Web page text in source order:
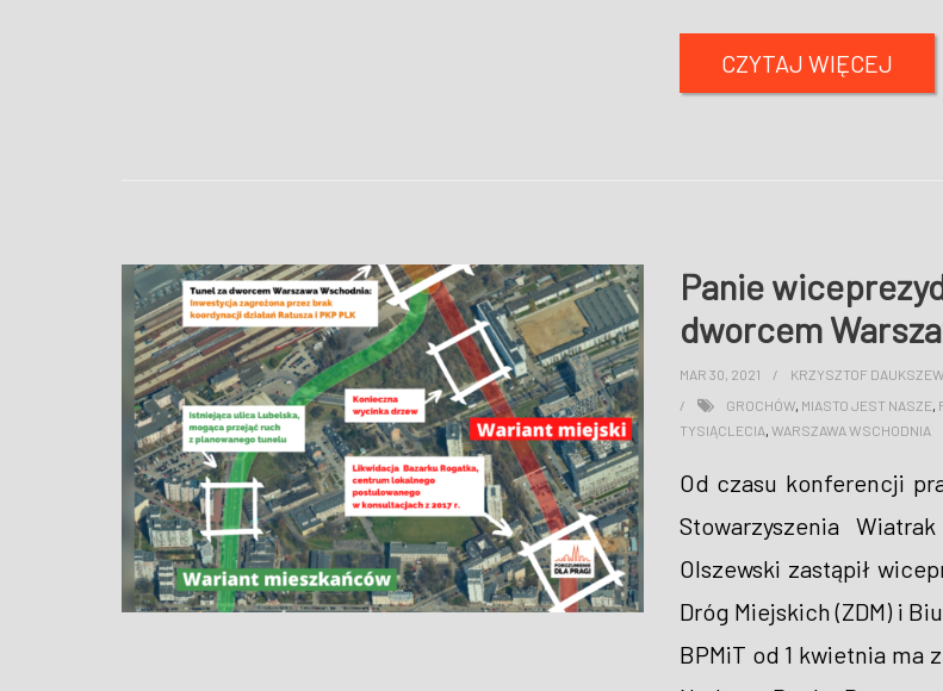
CZYTAJ WIĘCEJ
Panie
dworcem
MAR 30, 2021 KRZYSZTOF
GROCHÓW, MIASTO JEST NASZE,
TYSIĄCLECIA, WARSZAWA WSCHODNIA
Od czasu konferencji
Stowarzyszenia
Olszewski zastąpił
Dróg Miejskich (ZDM) i
BPMiT od 1 kwietnia